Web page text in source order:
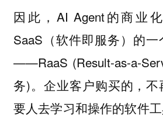
因此，AI Agent的商业
SaaS（软件即服务）的
——RaaS (Result-as-a-
务)。企业客户购买的，
要人去学习和操作的软件